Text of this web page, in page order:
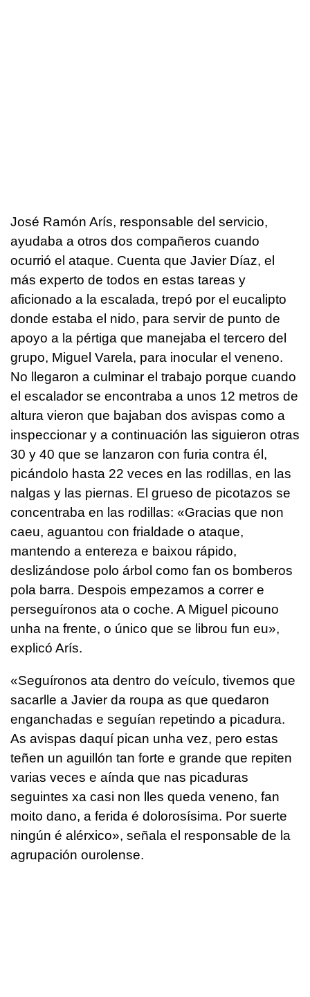
José Ramón Arís, responsable del servicio,
ayudaba a otros dos compañeros cuando
ocurrió el ataque. Cuenta que Javier Díaz, el
más experto de todos en estas tareas y
aficionado a la escalada, trepó por el eucalipto
donde estaba el nido, para servir de punto de
apoyo a la pértiga que manejaba el tercero del
grupo, Miguel Varela, para inocular el veneno.
No llegaron a culminar el trabajo porque cuando
el escalador se encontraba a unos 12 metros de
altura vieron que bajaban dos avispas como a
inspeccionar y a continuación las siguieron otras
30 y 40 que se lanzaron con furia contra él,
picándolo hasta 22 veces en las rodillas, en las
nalgas y las piernas. El grueso de picotazos se
concentraba en las rodillas: «Gracias que non
caeu, aguantou con frialdade o ataque,
mantendo a entereza e baixou rápido,
deslizándose polo árbol como fan os bomberos
pola barra. Despois empezamos a correr e
perseguíronos ata o coche. A Miguel picouno
unha na frente, o único que se librou fun eu»,
explicó Arís.
«Seguíronos ata dentro do veículo, tivemos que
sacarlle a Javier da roupa as que quedaron
enganchadas e seguían repetindo a picadura.
As avispas daquí pican unha vez, pero estas
teñen un aguillón tan forte e grande que repiten
varias veces e aínda que nas picaduras
seguintes xa casi non lles queda veneno, fan
moito dano, a ferida é dolorosísima. Por suerte
ningún é alérxico», señala el responsable de la
agrupación ourolense.